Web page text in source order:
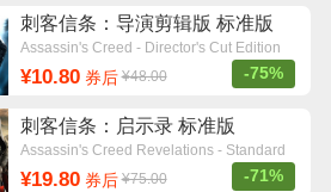
刺客信条：导演剪辑版 标准版
Assassin's Creed - Director's Cut Edition
¥10.80券后 ¥48.00 -75%
刺客信条：启示录 标准版
Assassin's Creed Revelations - Standard
¥19.80券后 ¥75.00 -71%